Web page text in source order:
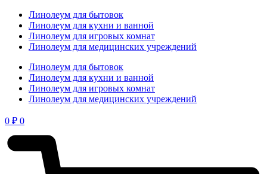
Линолеум для бытовок
Линолеум для кухни и ванной
Линолеум для игровых комнат
Линолеум для медицинских учреждений
Линолеум для бытовок
Линолеум для кухни и ванной
Линолеум для игровых комнат
Линолеум для медицинских учреждений
0 ₽ 0